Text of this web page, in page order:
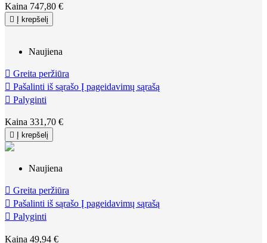
Kaina 747,80 €
 Į krepšelį
Naujiena
 Greita peržiūra
 Pašalinti iš sąrašo Į pageidavimų sąrašą
 Palyginti
Kaina 331,70 €
 Į krepšelį
Naujiena
 Greita peržiūra
 Pašalinti iš sąrašo Į pageidavimų sąrašą
 Palyginti
Kaina 49,94 €